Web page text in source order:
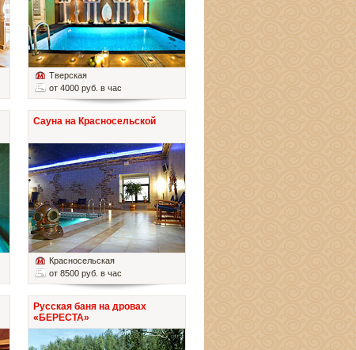
Тверская
от 4000 руб. в час
Сауна на Красносельской
Красносельская
от 8500 руб. в час
Русская баня на дровах
«БЕРЕСТА»